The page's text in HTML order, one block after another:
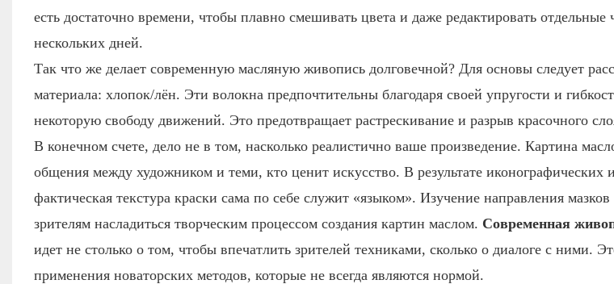
есть достаточно времени, чтобы плавно смешивать цвета и даже редактировать отдельные
нескольких дней.
Так что же делает современную масляную живопись долговечной? Для основы следует
материала: хлопок/лён. Эти волокна предпочтительны благодаря своей упругости и
некоторую свободу движений. Это предотвращает растрескивание и разрыв красочного
В конечном счете, дело не в том, насколько реалистично ваше произведение. Картина
общения между художником и теми, кто ценит искусство. В результате иконографических
фактическая текстура краски сама по себе служит «языком». Изучение направления
зрителям насладиться творческим процессом создания картин маслом. Современная
идет не столько о том, чтобы впечатлить зрителей техниками, сколько о диалоге с ними.
применения новаторских методов, которые не всегда являются нормой.